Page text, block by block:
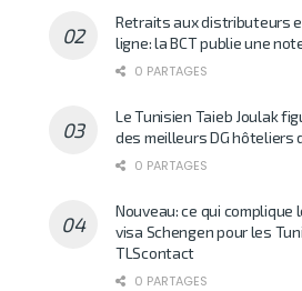
Retraits aux distributeurs
ligne: la BCT publie une
0 PARTAGES
Le Tunisien Taieb Joulak
des meilleurs DG hôteliers
0 PARTAGES
Nouveau: ce qui complique
visa Schengen pour les
TLScontact
0 PARTAGES